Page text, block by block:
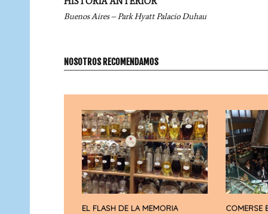
por
Buenos Aires – Park Hyatt Palacio Duhau
NOSOTROS RECOMENDAMOS
EL FLASH DE LA MEMORIA COMERSE